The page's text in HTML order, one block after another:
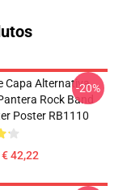
Capa Alternativa
Rock Band
Poster RB1110
42,22
-20%